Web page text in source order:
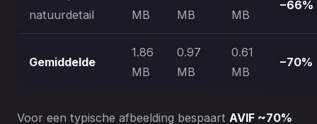
natuurdetail
MB
MB
MB
−66%
Gemiddelde
1.86
MB
0.97
MB
0.61
MB
−70%
Voor een typische afbeelding bespaart AVIF ~70%